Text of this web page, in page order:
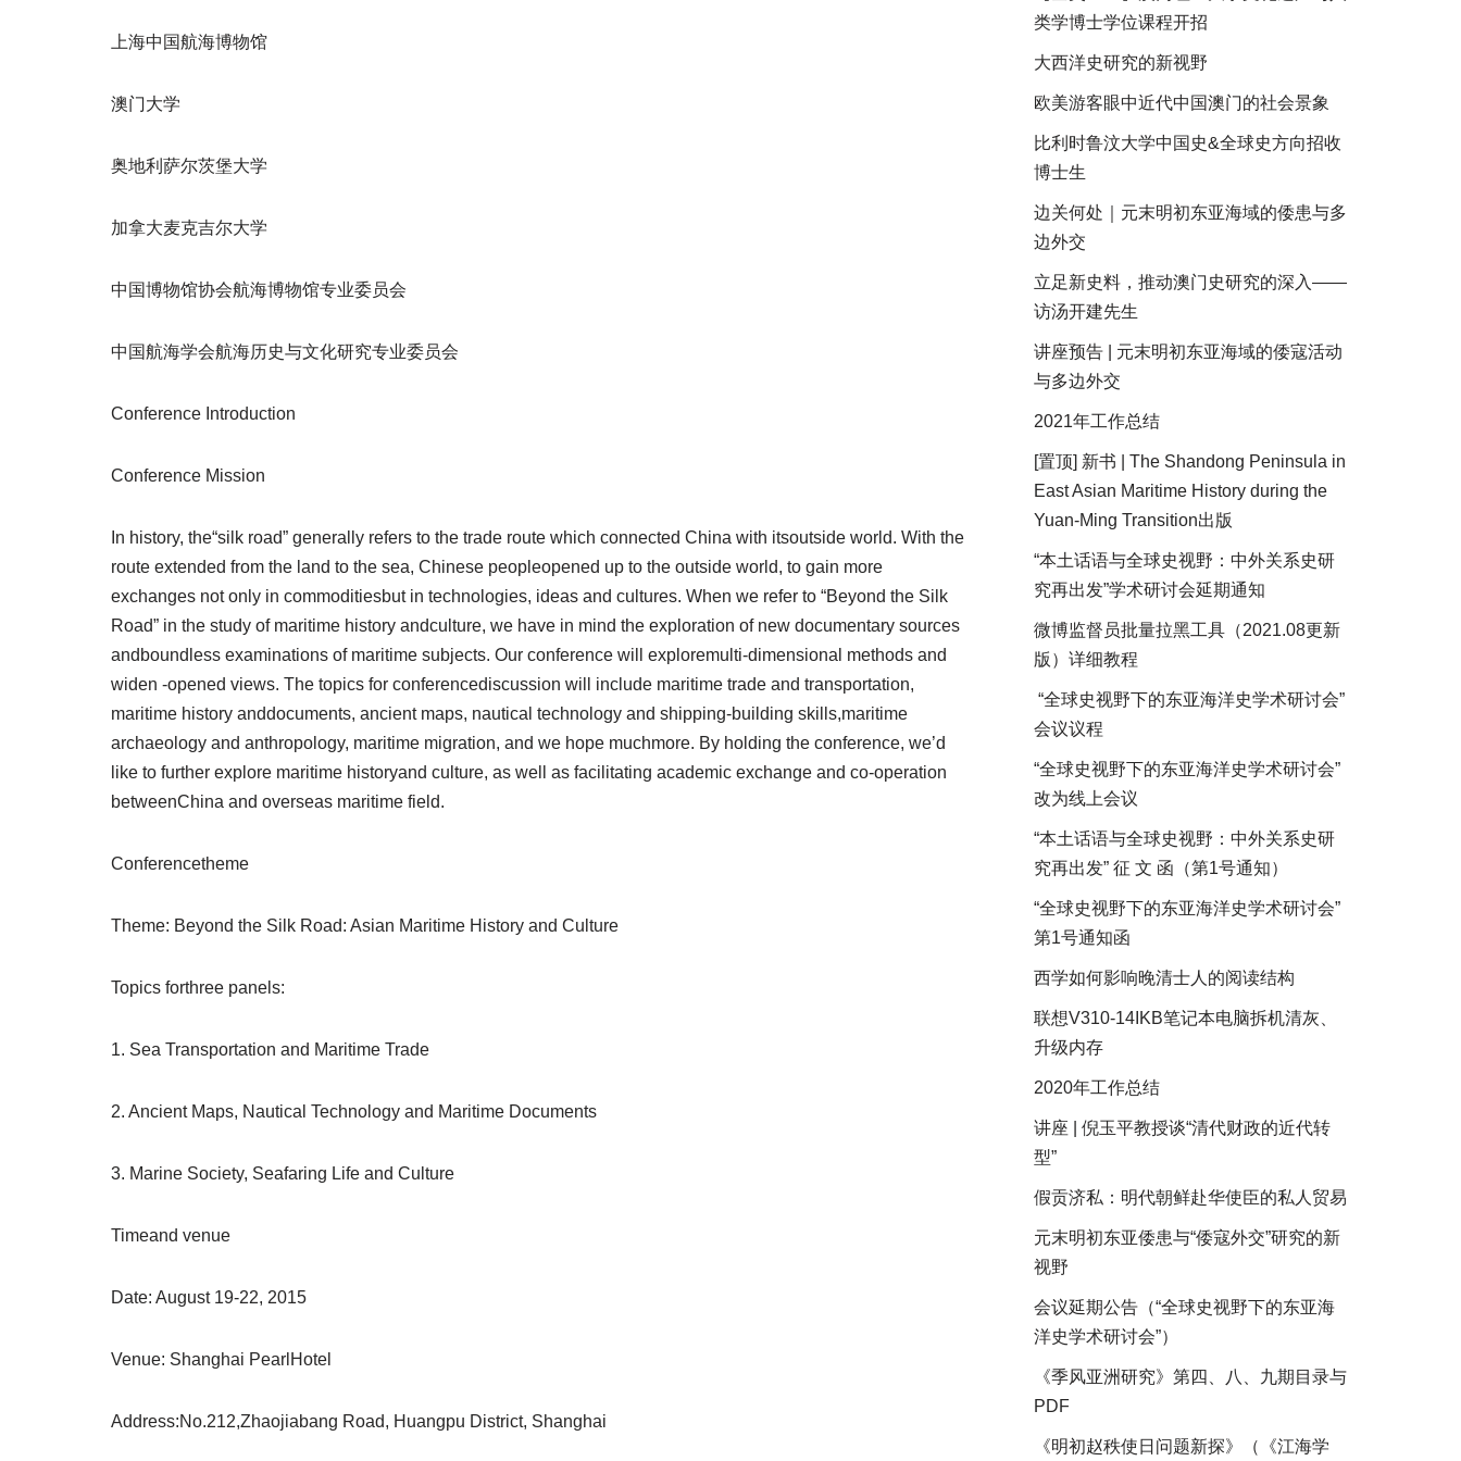
上海中国航海博物馆
澳门大学
奥地利萨尔茨堡大学
加拿大麦克吉尔大学
中国博物馆协会航海博物馆专业委员会
中国航海学会航海历史与文化研究专业委员会
Conference Introduction
Conference Mission
In history, the“silk road” generally refers to the trade route which connected China with itsoutside world. With the
route extended from the land to the sea, Chinese peopleopened up to the outside world, to gain more
exchanges not only in commoditiesbut in technologies, ideas and cultures. When we refer to “Beyond the Silk
Road” in the study of maritime history andculture, we have in mind the exploration of new documentary sources
andboundless examinations of maritime subjects. Our conference will exploremulti-dimensional methods and
widen -opened views. The topics for conferencediscussion will include maritime trade and transportation,
maritime history anddocuments, ancient maps, nautical technology and shipping-building skills,maritime
archaeology and anthropology, maritime migration, and we hope muchmore. By holding the conference, we’d
like to further explore maritime historyand culture, as well as facilitating academic exchange and co-operation
betweenChina and overseas maritime field.
Conferencetheme
Theme: Beyond the Silk Road: Asian Maritime History and Culture
Topics forthree panels:
1. Sea Transportation and Maritime Trade
2. Ancient Maps, Nautical Technology and Maritime Documents
3. Marine Society, Seafaring Life and Culture
Timeand venue
Date: August 19-22, 2015
Venue: Shanghai PearlHotel
Address:No.212,Zhaojiabang Road, Huangpu District, Shanghai
类学博士学位课程开招
大西洋史研究的新视野
欧美游客眼中近代中国澳门的社会景象
比利时鲁汶大学中国史&全球史方向招收
博士生
边关何处｜元末明初东亚海域的倭患与多
边外交
立足新史料，推动澳门史研究的深入——
访汤开建先生
讲座预告 | 元末明初东亚海域的倭寇活动
与多边外交
2021年工作总结
[置顶] 新书 | The Shandong Peninsula in
East Asian Maritime History during the
Yuan-Ming Transition出版
“本土话语与全球史视野：中外关系史研
究再出发”学术研讨会延期通知
微博监督员批量拉黑工具（2021.08更新
版）详细教程
“全球史视野下的东亚海洋史学术研讨会”
会议议程
“全球史视野下的东亚海洋史学术研讨会”
改为线上会议
“本土话语与全球史视野：中外关系史研
究再出发” 征 文 函（第1号通知）
“全球史视野下的东亚海洋史学术研讨会”
第1号通知函
西学如何影响晚清士人的阅读结构
联想V310-14IKB笔记本电脑拆机清灰、
升级内存
2020年工作总结
讲座 | 倪玉平教授谈“清代财政的近代转
型”
假贡济私：明代朝鲜赴华使臣的私人贸易
元末明初东亚倭患与“倭寇外交”研究的新
视野
会议延期公告（“全球史视野下的东亚海
洋史学术研讨会”）
《季风亚洲研究》第四、八、九期目录与
PDF
《明初赵秩使日问题新探》（《江海学